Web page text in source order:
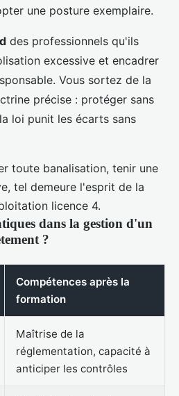
une posture exemplaire.
des professionnels qu'ils
excessive et encadrer
Vous sortez de la
précise : protéger sans
loi punit les écarts sans
toute banalisation, tenir une
tel demeure l'esprit de la
licence 4.
dans la gestion d'un
?
Compétences après la
formation
Maîtrise de la
réglementation, capacité à
anticiper les contrôles